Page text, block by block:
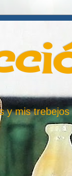
y mis trebejos